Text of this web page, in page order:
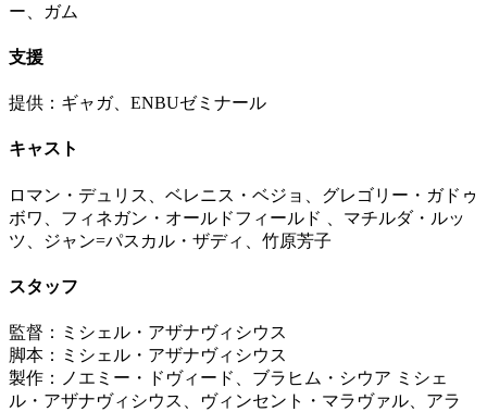
ー、ガム
支援
提供：ギャガ、ENBUゼミナール
キャスト
ロマン・デュリス、ベレニス・ベジョ、グレゴリー・ガドゥ
ボワ、フィネガン・オールドフィールド 、マチルダ・ルッ
ツ、ジャン=パスカル・ザディ、竹原芳子
スタッフ
監督：ミシェル・アザナヴィシウス
脚本：ミシェル・アザナヴィシウス
製作：ノエミー・ドヴィード、ブラヒム・シウア ミシェ
ル・アザナヴィシウス、ヴィンセント・マラヴァル、アラ